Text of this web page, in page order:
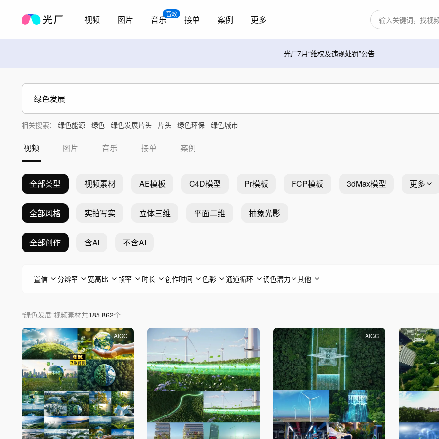
视频 图片
音效
音乐 接单 案例 更多
光厂7月“维权及违规处罚”公告
相关搜索： 绿色能源 绿色 绿色发展片头 片头 绿色环保 绿色城市
视频 图片 音乐 接单 案例
全部类型 视频素材 AE模板 C4D模型 Pr模板 FCP模板 3dMax模型 更多
全部风格 实拍写实 立体三维 平面二维 抽象光影
全部创作 含AI 不含AI
置信 分辨率 宽高比 帧率 时长 创作时间 色彩 通道循环 调色潜力 其他
“绿色发展”视频素材共185,862个
AIGC AIGC